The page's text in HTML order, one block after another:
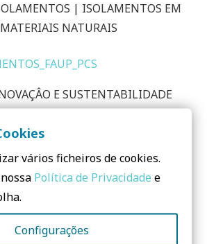
| ISOLAMENTOS EM
NATURAIS
E SUSTENTABILIDADE
E PAREDES VERDES
vários ficheiros de cookies.
Política de Privacidade e
Configurações